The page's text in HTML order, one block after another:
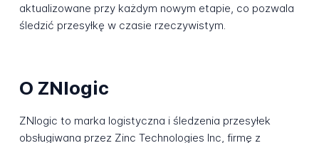
aktualizowane przy każdym nowym etapie, co pozwala
śledzić przesyłkę w czasie rzeczywistym.
O ZNlogic
ZNlogic to marka logistyczna i śledzenia przesyłek
obsługiwana przez Zinc Technologies Inc, firmę z